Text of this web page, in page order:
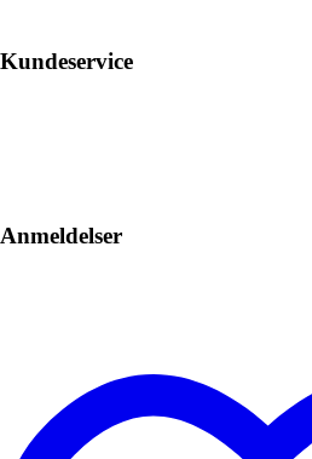
Kundeservice
Anmeldelser